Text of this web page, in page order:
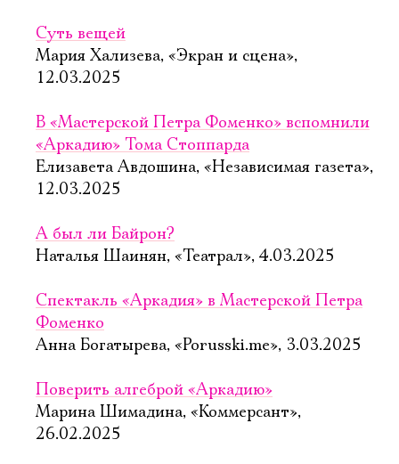
Суть вещей
Мария Хализева, «Экран и сцена»,
12.03.2025
В «Мастерской Петра Фоменко» вспомнили
«Аркадию» Тома Стоппарда
Елизавета Авдошина, «Независимая газета»,
12.03.2025
А был ли Байрон?
Наталья Шаинян, «Театрал», 4.03.2025
Спектакль «Аркадия» в Мастерской Петра
Фоменко
Анна Богатырева, «Porusski.me», 3.03.2025
Поверить алгеброй «Аркадию»
Марина Шимадина, «Коммерсант»,
26.02.2025